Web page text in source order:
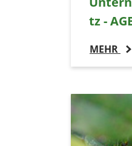
tz -
MEHR
EXTERNE
Plattformen anzeigen
Vimeo